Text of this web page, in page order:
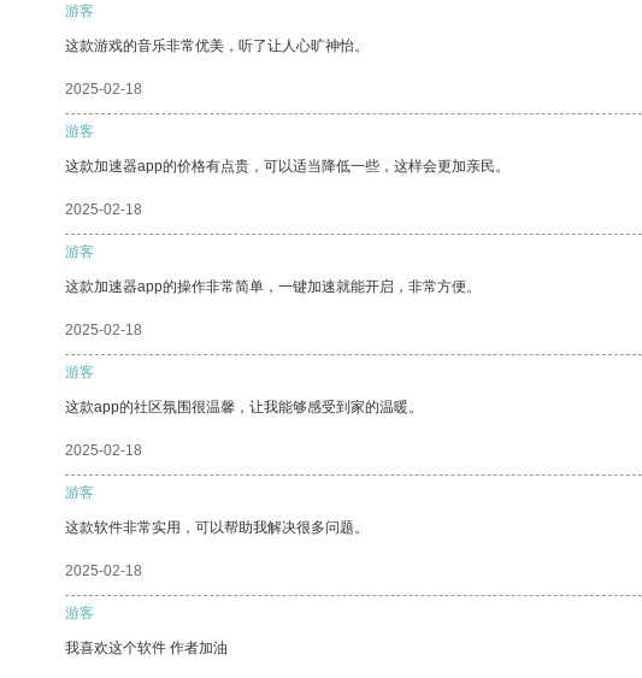
游客
这款游戏的音乐非常优美，听了让人心旷神怡。
2025-02-18
游客
这款加速器app的价格有点贵，可以适当降低一些，这样会更加亲民。
2025-02-18
游客
这款加速器app的操作非常简单，一键加速就能开启，非常方便。
2025-02-18
游客
这款app的社区氛围很温馨，让我能够感受到家的温暖。
2025-02-18
游客
这款软件非常实用，可以帮助我解决很多问题。
2025-02-18
游客
我喜欢这个软件 作者加油